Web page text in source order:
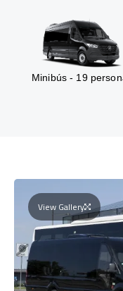
Minibús - 19
View Gallery